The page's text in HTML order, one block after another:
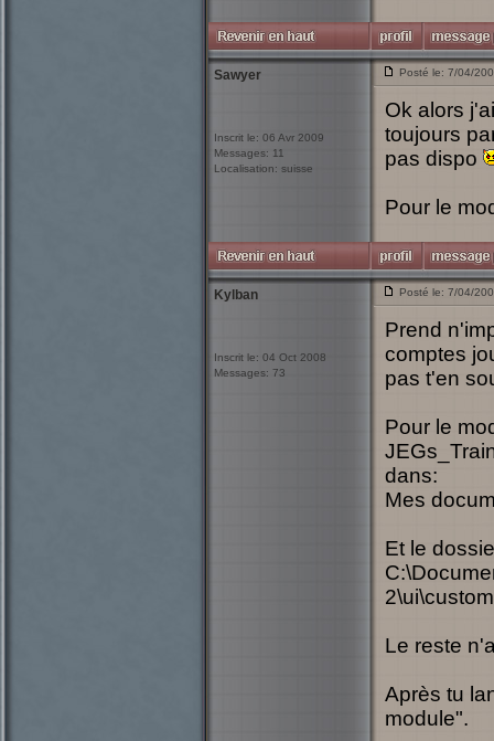
Sawyer
Inscrit le: 06 Avr 2009
Messages: 11
Localisation: suisse
Posté le: 7/04/
Ok alors
toujours
pas dispo
Pour le
Kylban
Inscrit le: 04 Oct 2008
Messages: 73
Posté le: 7/04/
Prend
comptes
pas t'en
Pour le
dans:
Mes
Et le
2\ui\custom
Le reste
Après tu
module".